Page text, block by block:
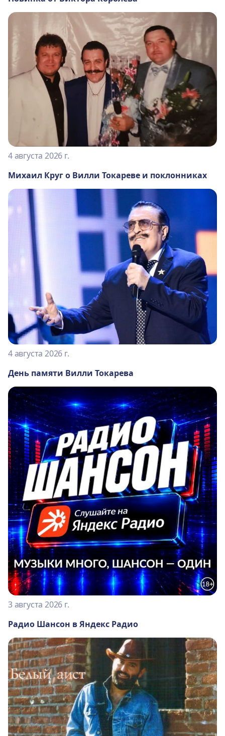
4 августа 2026 г.
Михаил Круг о Вилли Токареве и поклонниках
4 августа 2026 г.
День памяти Вилли Токарева
3 августа 2026 г.
Радио Шансон в Яндекс Радио